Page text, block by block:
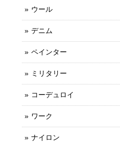
ウール
デニム
ペインター
ミリタリー
コーデュロイ
ワーク
ナイロン